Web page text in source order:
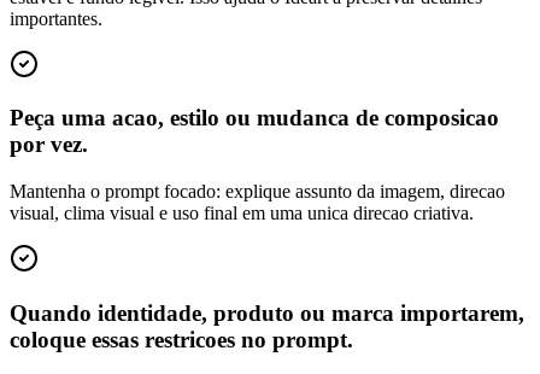
importantes.
Peça uma acao, estilo ou mudanca de composicao
por vez.
Mantenha o prompt focado: explique assunto da imagem, direcao
visual, clima visual e uso final em uma unica direcao criativa.
Quando identidade, produto ou marca importarem,
coloque essas restricoes no prompt.